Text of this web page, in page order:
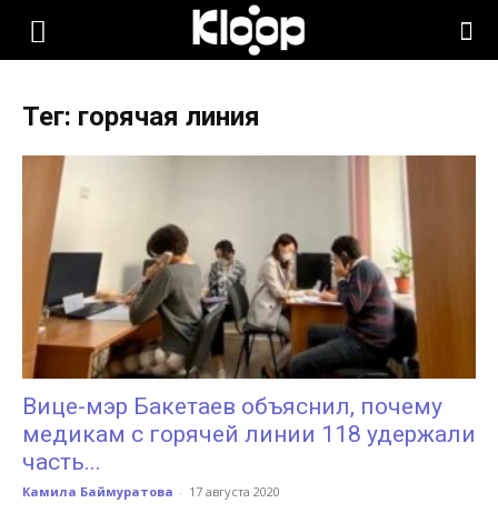
KLOOP.KG
Новости
Кыргызстана
Тег: горячая линия
Вице-мэр Бакетаев объяснил, почему
медикам с горячей линии 118 удержали
часть...
Камила Баймуратова - 17 августа 2020